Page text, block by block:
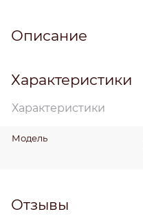
Описание
Характеристики
Характеристики
Модель
Отзывы